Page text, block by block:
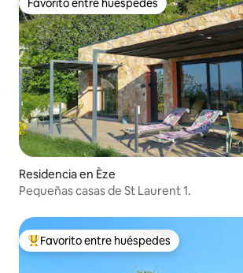
Favorito entre huéspedes
Favorito entre huéspedes
Residencia en Èze
Pequeñas casas de St Laurent 1.
De los mejores en Favorito entre huéspedes
Favorito entre huéspedes